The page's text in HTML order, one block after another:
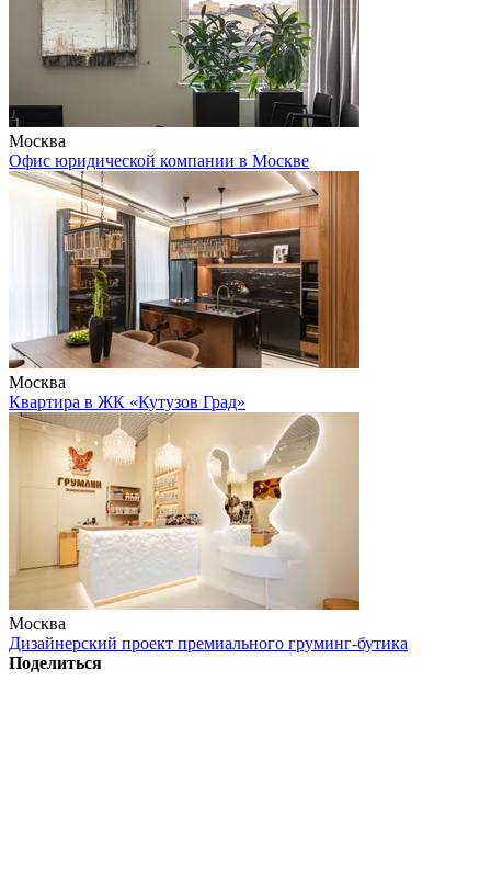
Москва
Офис юридической компании в Москве
Москва
Квартира в ЖК «Кутузов Град»
Москва
Дизайнерский проект премиального груминг-бутика
Поделиться